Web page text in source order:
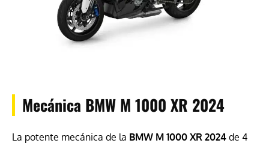
Mecánica BMW M 1000 XR 2024
La potente mecánica de la BMW M 1000 XR 2024 de 4